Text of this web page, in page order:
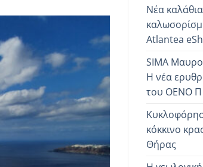
Νέα καλάθια
Atlantea
SIMA
Η νέα
του OENO Π
κόκκινο
Θήρας